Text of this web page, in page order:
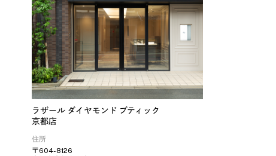
ラザール ダイヤモンド ブティック
京都店
住所
〒604-8126